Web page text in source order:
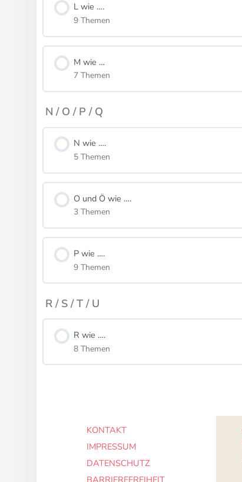
L wie ….
9 Themen
M wie …
7 Themen
N / O / P / Q
N wie ….
5 Themen
O und Ö wie ….
3 Themen
P wie ….
9 Themen
R / S / T / U
R wie ….
8 Themen
KONTAKT
IMPRESSUM
DATENSCHUTZ